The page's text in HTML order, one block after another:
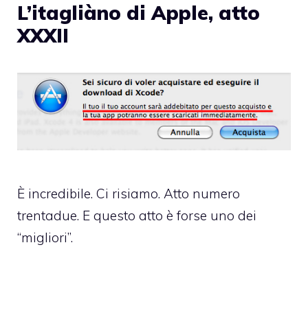
L’itagliàno di Apple, atto
XXXII
È incredibile. Ci risiamo. Atto numero
trentadue. E questo atto è forse uno dei
“migliori”.